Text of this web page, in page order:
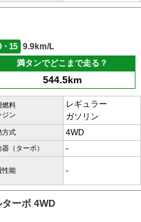
・15
9.9km/L
満タンでどこまで走る？
544.5km
燃料
ジン
レギュラー
ガソリン
方式 4WD
（ターボ） -
性能 -
ーボ 4WD